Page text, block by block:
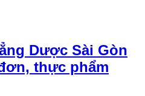
Dược Sài Gòn
thực phẩm